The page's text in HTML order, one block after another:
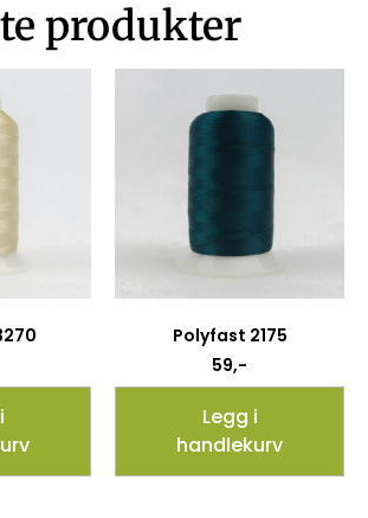
produkter
Polyfast 2175
59,-
Legg i
handlekurv